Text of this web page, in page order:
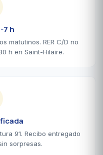
7 h
matutinos. RER C/D no
h en Saint-Hilaire.
91. Recibo entregado
sorpresas.